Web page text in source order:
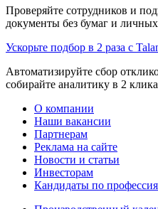
Проверяйте сотрудников и
документы без бумаг и
Ускорьте подбор в 2 раза с
Автоматизируйте сбор
собирайте аналитику в 2 клика
О компании
Наши вакансии
Партнерам
Реклама на сайте
Новости и статьи
Инвесторам
Кандидаты по